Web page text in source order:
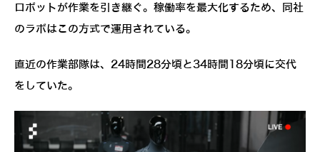
ロボットが作業を引き継ぐ。稼働率を最大化するため、同社
のラボはこの方式で運用されている。
直近の作業部隊は、24時間28分頃と34時間18分頃に交代
をしていた。